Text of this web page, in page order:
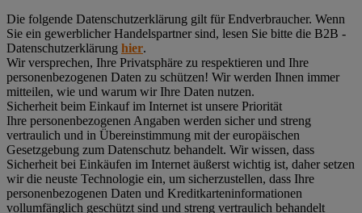
Die folgende Datenschutzerklärung gilt für Endverbraucher. Wenn
Sie ein gewerblicher Handelspartner sind, lesen Sie bitte die B2B -
Datenschutzerklärung hier.
Wir versprechen, Ihre Privatsphäre zu respektieren und Ihre
personenbezogenen Daten zu schützen! Wir werden Ihnen immer
mitteilen, wie und warum wir Ihre Daten nutzen.
Sicherheit beim Einkauf im Internet ist unsere Priorität
Ihre personenbezogenen Angaben werden sicher und streng
vertraulich und in Übereinstimmung mit der europäischen
Gesetzgebung zum Datenschutz behandelt. Wir wissen, dass
Sicherheit bei Einkäufen im Internet äußerst wichtig ist, daher setzen
wir die neuste Technologie ein, um sicherzustellen, dass Ihre
personenbezogenen Daten und Kreditkarteninformationen
vollumfänglich geschützt sind und streng vertraulich behandelt